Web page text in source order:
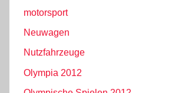
motorsport
Neuwagen
Nutzfahrzeuge
Olympia 2012